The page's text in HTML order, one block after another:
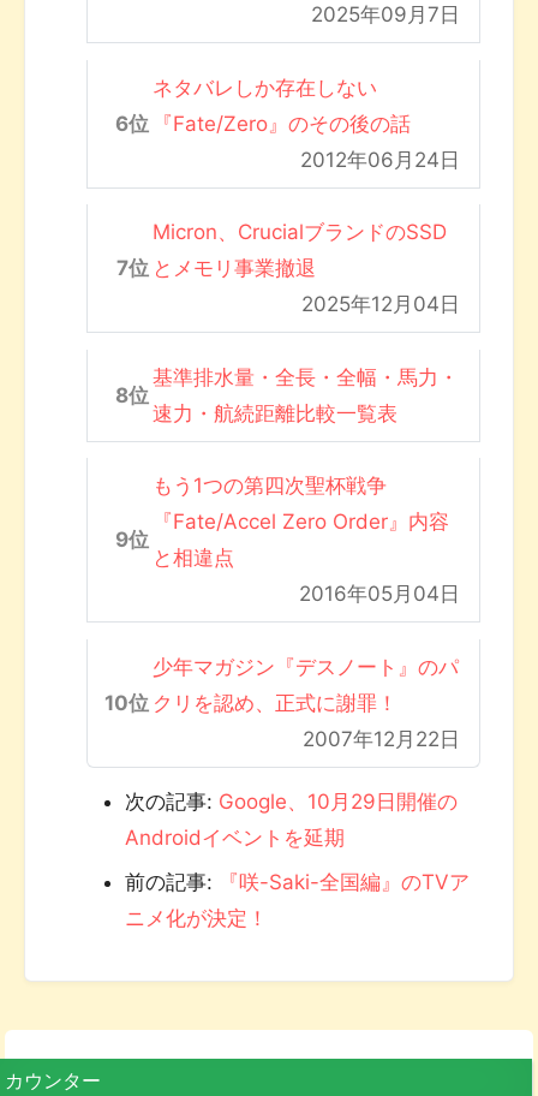
2025年09月7日
ネタバレしか存在しない
『Fate/Zero』のその後の話
2012年06月24日
Micron、CrucialブランドのSSD
とメモリ事業撤退
2025年12月04日
基準排水量・全長・全幅・馬力・
速力・航続距離比較一覧表
もう1つの第四次聖杯戦争
『Fate/Accel Zero Order』内容
と相違点
2016年05月04日
少年マガジン『デスノート』のパ
クリを認め、正式に謝罪！
2007年12月22日
次の記事: Google、10月29日開催の
Androidイベントを延期
前の記事:
『咲-Saki-全国編』のTVア
ニメ化が決定！
カウンター